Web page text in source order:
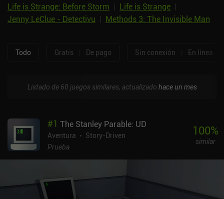
Life is Strange: Before Storm
Life is Strange
Jenny LeClue - Detectivu
Methods 3: The Invisible Man
Todo Gratis De pago Sin conexión En línea
Listado de 60 juegos similares, actualizado hace un mes
#1 The Stanley Parable: UD
Aventura
Story-Driven
Prueba
100%
similar